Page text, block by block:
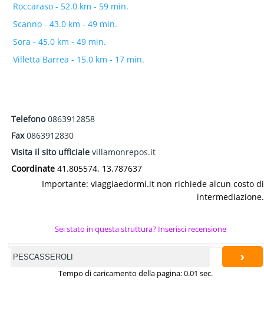
Roccaraso - 52.0 km - 59 min.
Scanno - 43.0 km - 49 min.
Sora - 45.0 km - 49 min.
Villetta Barrea - 15.0 km - 17 min.
Telefono0863912858
Fax0863912830
Visita il sito ufficiale villamonrepos.it
Coordinate 41.805574, 13.787637
Importante: viaggiaedormi.it non richiede alcun costo di
intermediazione.
Sei stato in questa struttura? Inserisci recensione
›
Tempo di caricamento della pagina: 0.01 sec.